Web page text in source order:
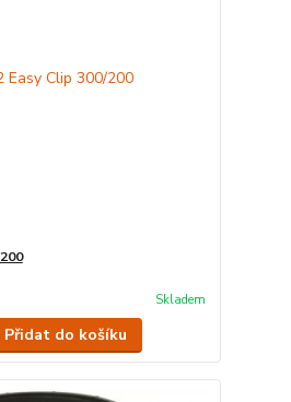
Skladem
Přidat do košíku